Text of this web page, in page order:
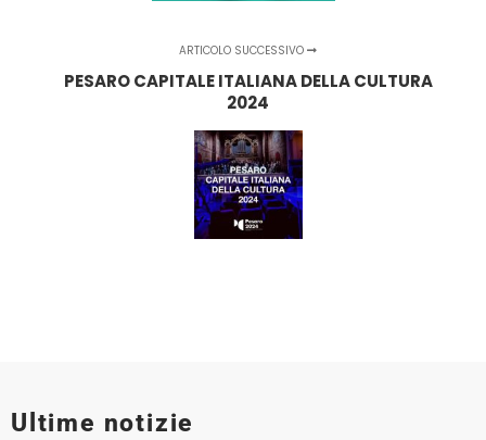
ARTICOLO SUCCESSIVO
PESARO CAPITALE ITALIANA DELLA CULTURA
2024
Ultime notizie